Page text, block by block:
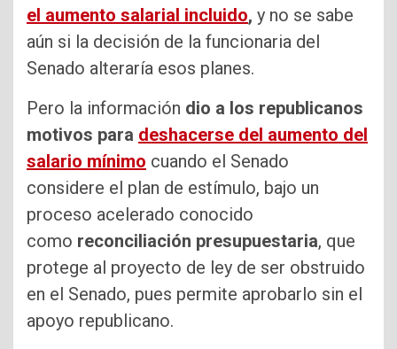
el aumento salarial incluido, y no se sabe
aún si la decisión de la funcionaria del
Senado alteraría esos planes.
Pero la información dio a los republicanos
motivos para deshacerse del aumento del
salario mínimo cuando el Senado
considere el plan de estímulo, bajo un
proceso acelerado conocido
como reconciliación presupuestaria, que
protege al proyecto de ley de ser obstruido
en el Senado, pues permite aprobarlo sin el
apoyo republicano.